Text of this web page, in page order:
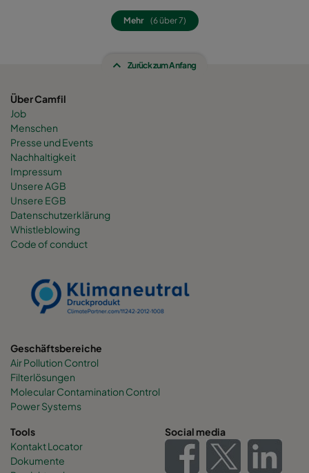
Mehr (6 über 7)
Zurück zum Anfang
Über Camfil
Job
Menschen
Presse und Events
Nachhaltigkeit
Impressum
Unsere AGB
Unsere EGB
Datenschutzerklärung
Whistleblowing
Code of conduct
Geschäftsbereiche
Air Pollution Control
Filterlösungen
Molecular Contamination Control
Power Systems
Tools
Kontakt Locator
Dokumente
Social media